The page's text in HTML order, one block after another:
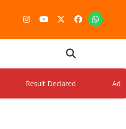
Result Declared Admit